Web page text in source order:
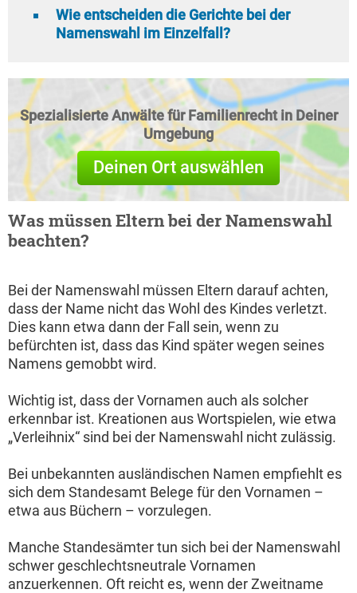
Wie entscheiden die Gerichte bei der
Namenswahl im Einzelfall?
Spezialisierte Anwälte für Familienrecht in Deiner
Umgebung
Deinen Ort auswählen
Was müssen Eltern bei der Namenswahl
beachten?
Bei der Namenswahl müssen Eltern darauf achten,
dass der Name nicht das Wohl des Kindes verletzt.
Dies kann etwa dann der Fall sein, wenn zu
befürchten ist, dass das Kind später wegen seines
Namens gemobbt wird.
Wichtig ist, dass der Vornamen auch als solcher
erkennbar ist. Kreationen aus Wortspielen, wie etwa
„Verleihnix“ sind bei der Namenswahl nicht zulässig.
Bei unbekannten ausländischen Namen empfiehlt es
sich dem Standesamt Belege für den Vornamen –
etwa aus Büchern – vorzulegen.
Manche Standesämter tun sich bei der Namenswahl
schwer geschlechtsneutrale Vornamen
anzuerkennen. Oft reicht es, wenn der Zweitname